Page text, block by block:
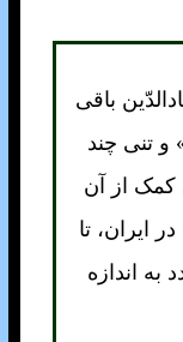
شهريور ماه ۸۶ عمادالدّين باقی
تنی چند
کمک از آن
ايران، تا
به اندازه